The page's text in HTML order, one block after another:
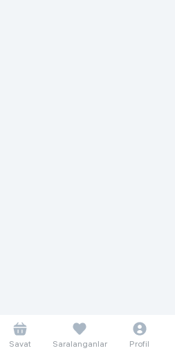
Savat Saralanganlar Profil